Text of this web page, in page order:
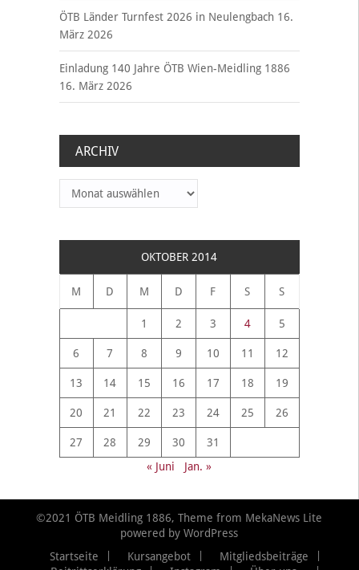
ÖTB Länder Turnfest 2026 in Neulengbach 16.
März 2026
Einladung 140 Jahre ÖTB Wien-Meidling 1886
16. März 2026
ARCHIV
Archiv
OKTOBER 2014
M D M D F S S
1 2 3 4 5
6 7 8 9 10 11 12
13 14 15 16 17 18 19
20 21 22 23 24 25 26
27 28 29 30
31
« Juni
Jan. »
©2021 ÖTB Meidling 1886, Theme from MekaNews Lite
powered byWordPress
Startseite
Kursangebot
Mitgliedsbeiträge